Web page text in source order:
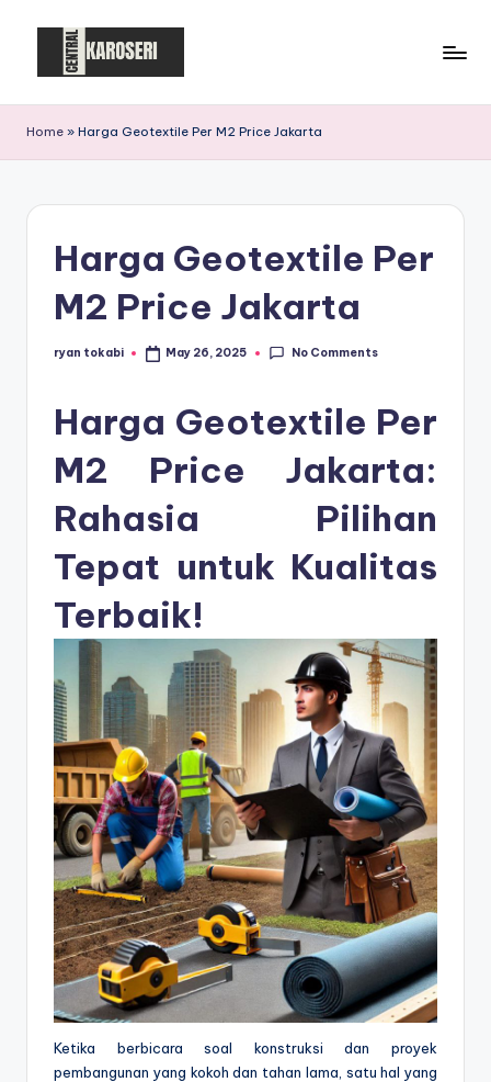
e
n
t
K
Home » Harga Geotextile Per M2 Price Jakarta
Harga Geotextile Per
M2 Price Jakarta
Posted
ryan tokabi May 26, 2025 No Comments
Harga Geotextile Per
M2 Price Jakarta:
Rahasia Pilihan
Tepat untuk Kualitas
Terbaik!
Ketika berbicara soal konstruksi dan proyek
pembangunan yang kokoh dan tahan lama, satu hal yang